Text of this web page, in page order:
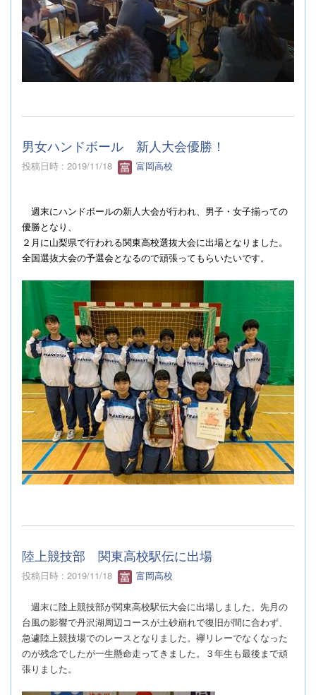
男女ハンドボール 新人大会優勝！
投稿日時 : 2019/11/18 富岡高校
週末にハンドボールの新人大会が行われ、男子・女子揃っての
優勝となり、
２月に山梨県で行われる関東高校選抜大会に出場となりました。
全国選抜大会の予選会となるので頑張ってもらいたいです。
陸上競技部 関東高校駅伝に出場
投稿日時 : 2019/11/18 富岡高校
週末に陸上競技部が関東高校駅伝大会に出場しました。先月の
台風の影響で丹沢湖周辺コースが土砂崩れで復旧が間に合わず、
急遽陸上競技場でのレースとなりました。襷リレーでなくなった
のが残念でしたが一生懸命走ってきました。３年生も最後まで頑
張りました。